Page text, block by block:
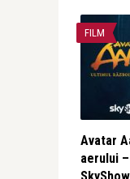
FILM
Avatar
aerului